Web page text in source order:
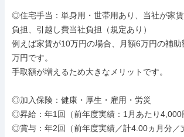
◎住宅手当：単身用・世帯用あり、当社が家
負担、引越し費当社負担（規定あり）
例えば家賃が10万円の場合、月額6万円の補
万円です。
手取額が増えるため大きなメリットです。
◎加入保険：健康・厚生・雇用・労災
◎昇給：年1回（前年度実績：1月あたり4,000
◎賞与：年2回（前年度実績／計4.00ヵ月分／